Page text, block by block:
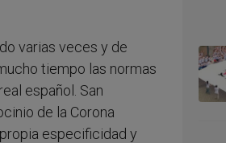
varias veces y de
tiempo las normas
español. San
de la Corona
especificidad y